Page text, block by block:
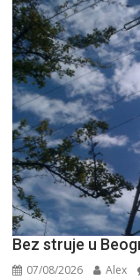
Bez struje u
07/08/2026 Alex